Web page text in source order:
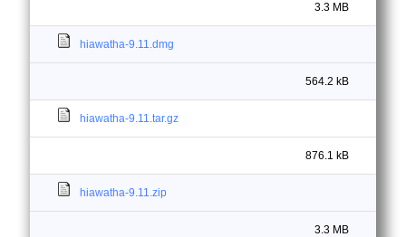
3.3 MB
hiawatha-9.11.dmg
564.2 kB
hiawatha-9.11.tar.gz
876.1 kB
hiawatha-9.11.zip
3.3 MB